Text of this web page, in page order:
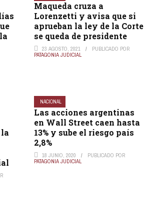
Maqueda cruza a
Lorenzetti y avisa que si
aprueban la ley de la Corte
se queda de presidente
23 AGOSTO, 2021
PUBLICADO POR
PATAGONIA JUDICIAL
NACIONAL
Las acciones argentinas
en Wall Street caen hasta
13% y sube el riesgo país
2,8%
18 JUNIO, 2020
PUBLICADO POR
PATAGONIA JUDICIAL